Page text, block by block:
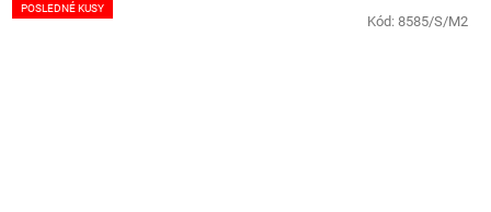
POSLEDNÉ KUSY
Kód: 8585/S/M2